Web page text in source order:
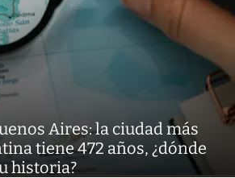
Aires: la ciudad más
tiene 472 años, ¿dónde
historia?